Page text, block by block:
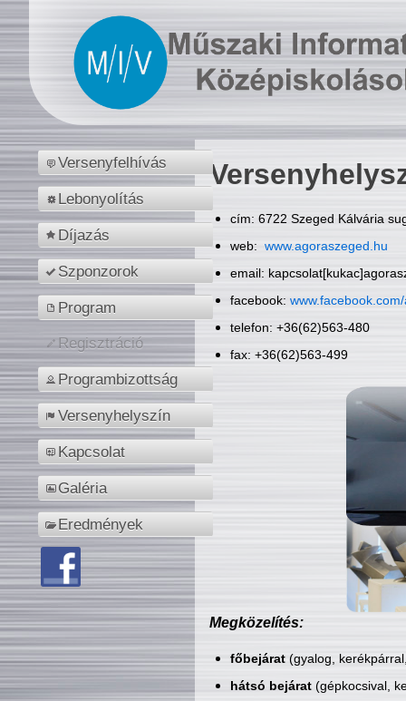
Versenyfelhívás
Lebonyolítás
Díjazás
Szponzorok
Program
Regisztráció
Programbizottság
Versenyhelyszín
Kapcsolat
Galéria
Eredmények
cím: 6722 Szeged Kálvária
web: www.agoraszeged.hu
email:
facebook:
telefon: +36(62)563-480
fax: +36(62)563-499
Megközelítés:
főbejárat(gyalog,
hátsó bejárat(gépkocsival,